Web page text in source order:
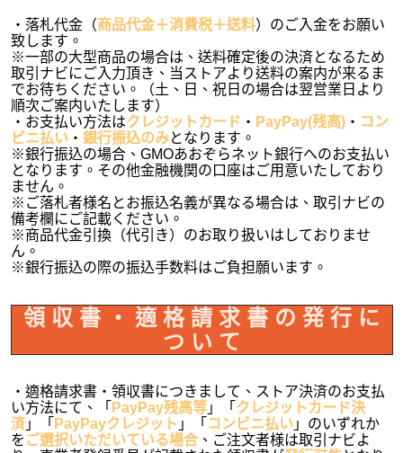
・落札代金（商品代金＋消費税＋送料）のご入金をお願い
致します。
※一部の大型商品の場合は、送料確定後の決済となるため
取引ナビにご入力頂き、当ストアより送料の案内が来るま
でお待ちください。（土、日、祝日の場合は翌営業日より
順次ご案内いたします）
・お支払い方法はクレジットカード ・ PayPay(残高)・ コン
ビニ払い・ 銀行振込のみとなります。
※銀行振込の場合、GMOあおぞらネット銀行へのお支払い
となります。その他金融機関の口座はご用意いたしており
ません。
※ご落札者様名とお振込名義が異なる場合は、取引ナビの
備考欄にご記載ください。
※商品代金引換（代引き）のお取り扱いはしておりませ
ん。
※銀行振込の際の振込手数料はご負担願います。
領 収 書 ・ 適 格 請 求 書 の 発 行 に
つ い て
・適格請求書・領収書につきまして、ストア決済のお支払
い方法にて、「 PayPay残高等」「 クレジットカード決
済」「 PayPayクレジット 」「 コンビニ払い」のいずれか
を ご選択いただいている場合、ご注文者様は取引ナビよ